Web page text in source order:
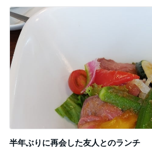
半年ぶりに再会した友人とのランチ